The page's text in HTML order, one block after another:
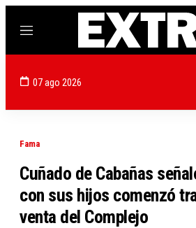
Menú
07 ago 2026
Fama
Cuñado de Cabañas
con sus hijos comenzó
venta del Complejo